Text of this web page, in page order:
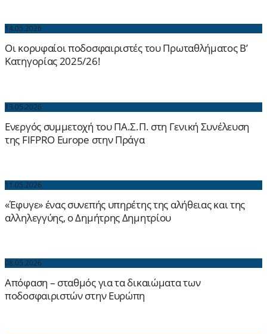
14.05.2026
Οι κορυφαίοι ποδοσφαιριστές του Πρωταθλήματος Β’
Κατηγορίας 2025/26!
13.05.2026
Ενεργός συμμετοχή του ΠΑ.Σ.Π. στη Γενική Συνέλευση
της FIFPRO Europe στην Πράγα
11.05.2026
«Έφυγε» ένας συνεπής υπηρέτης της αλήθειας και της
αλληλεγγύης, ο Δημήτρης Δημητρίου
08.05.2026
Απόφαση – σταθμός για τα δικαιώματα των
ποδοσφαιριστών στην Ευρώπη